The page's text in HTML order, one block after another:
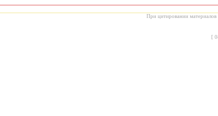
При цитировании материалов
[